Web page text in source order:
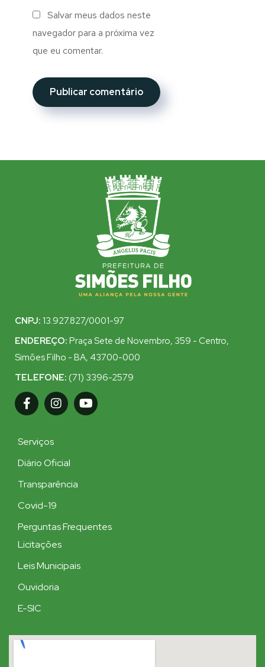
Salvar meus dados neste
navegador para a próxima vez
que eu comentar.
CNPJ: 13.927.827/0001-97
ENDEREÇO: Praça Sete de Novembro, 359 - Centro,
Simões Filho - BA, 43700-000
TELEFONE: (71) 3396-2579
Serviços
Diário Oficial
Transparência
Covid-19
Perguntas Frequentes
Licitações
Leis Municipais
Ouvidoria
E-SIC